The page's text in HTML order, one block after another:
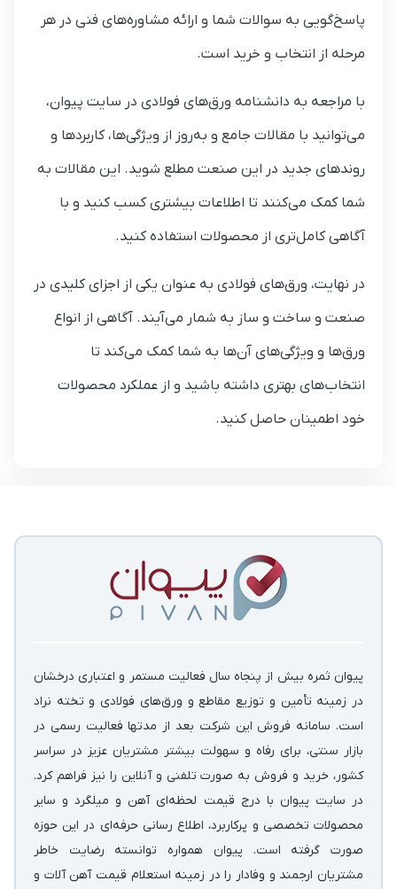
پاسخ‌گویی به سوالات شما و ارائه مشاوره‌های فنی در هر
مرحله از انتخاب و خرید است.
با مراجعه به دانشنامه ورق‌های فولادی در سایت پیوان،
می‌توانید با مقالات جامع و به‌روز از ویژگی‌ها، کاربردها و
روندهای جدید در این صنعت مطلع شوید. این مقالات به
شما کمک می‌کنند تا اطلاعات بیشتری کسب کنید و با
آگاهی کامل‌تری از محصولات استفاده کنید.
در نهایت، ورق‌های فولادی به عنوان یکی از اجزای کلیدی در
صنعت و ساخت و ساز به شمار می‌آیند. آگاهی از انواع
ورق‌ها و ویژگی‌های آن‌ها به شما کمک می‌کند تا
انتخاب‌های بهتری داشته باشید و از عملکرد محصولات
خود اطمینان حاصل کنید.
پیوان ثمره بیش از پنجاه سال فعالیت مستمر و اعتباری درخشان
در زمینه‌ تأمین و توزیع مقاطع و ورق‌های فولادی و تخته نراد
است. سامانه فروش این شرکت بعد از مدتها فعالیت رسمی در
بازار سنتی، برای رفاه و سهولت بیشتر مشتریان عزیز در سراسر
کشور، خرید و فروش به صورت تلفنی و آنلاین را نیز فراهم کرد.
در سایت پیوان با درج قیمت لحظه‌ای آهن و میلگرد و سایر
محصولات تخصصی و پرکاربرد، اطلاع رسانی حرفه‌ای در این حوزه
صورت گرفته است. پیوان همواره توانسته رضایت خاطر
مشتریان ارجمند و وفادار را در زمینه استعلام قیمت آهن آلات و